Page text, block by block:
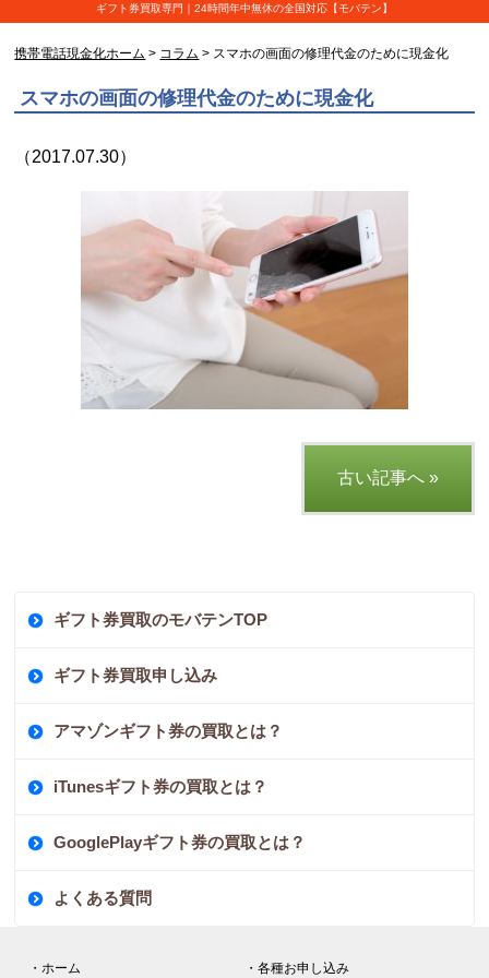
ギフト券買取専門｜24時間年中無休の全国対応【モバテン】
携帯電話現金化ホーム > コラム > スマホの画面の修理代金のために現金化
スマホの画面の修理代金のために現金化
（2017.07.30）
古い記事へ »
ギフト券買取のモバテンTOP
ギフト券買取申し込み
アマゾンギフト券の買取とは？
iTunesギフト券の買取とは？
GooglePlayギフト券の買取とは？
よくある質問
・ホーム ・各種お申し込み